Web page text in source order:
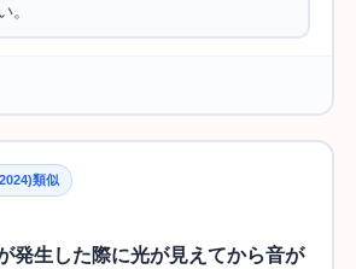
。
類似
発生した際に光が見えてから音が